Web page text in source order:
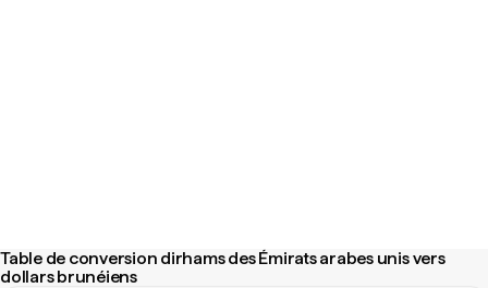
Table de conversion dirhams des Émirats arabes unis vers
dollars brunéiens